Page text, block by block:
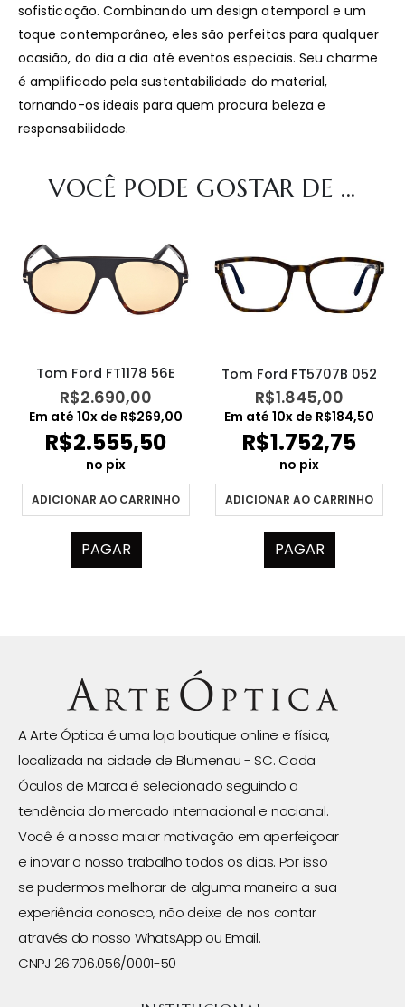
sofisticação. Combinando um design atemporal e um
toque contemporâneo, eles são perfeitos para qualquer
ocasião, do dia a dia até eventos especiais. Seu charme
é amplificado pela sustentabilidade do material,
tornando-os ideais para quem procura beleza e
responsabilidade.
VOCÊ PODE GOSTAR DE ...
Tom Ford FT1178 56E
R$2.690,00
Em até 10x de R$269,00
R$2.555,50
no pix
ADICIONAR AO CARRINHO
PAGAR
Tom Ford FT5707B 052
R$1.845,00
Em até 10x de R$184,50
R$1.752,75
no pix
ADICIONAR AO CARRINHO
PAGAR
A Arte Óptica é uma loja boutique online e física,
localizada na cidade de Blumenau - SC. Cada
Óculos de Marca é selecionado seguindo a
tendência do mercado internacional e nacional.
Você é a nossa maior motivação em aperfeiçoar
e inovar o nosso trabalho todos os dias. Por isso
se pudermos melhorar de alguma maneira a sua
experiência conosco, não deixe de nos contar
através do nosso WhatsApp ou Email.
CNPJ 26.706.056/0001-50